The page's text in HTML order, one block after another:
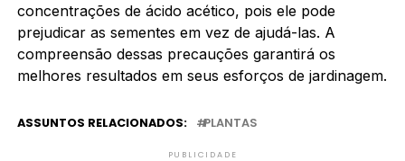
concentrações de ácido acético, pois ele pode
prejudicar as sementes em vez de ajudá-las. A
compreensão dessas precauções garantirá os
melhores resultados em seus esforços de jardinagem.
ASSUNTOS RELACIONADOS: PLANTAS
PUBLICIDADE